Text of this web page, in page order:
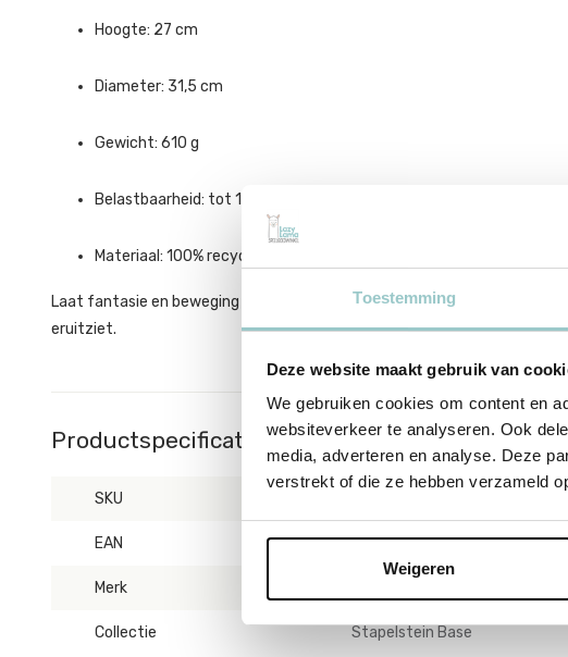
Toestemming
Deze website maakt gebruik van
We gebruiken cookies om content en
websiteverkeer te analyseren. Ook
media, adverteren en analyse. Deze
verstrekt of die ze hebben verzameld
Weigeren
Hoogte: 27 cm
Diameter: 31,5 cm
Gewicht: 610 g
Belastbaarheid: tot 120 kg
Materiaal: 100% recyclebaar EPP
Laat fantasie en beweging samenkomen – met de Stapelstein® Base
eruitziet.
Productspecificaties
SKU
EAN 4260607088603
Merk
Collectie Stapelstein Base